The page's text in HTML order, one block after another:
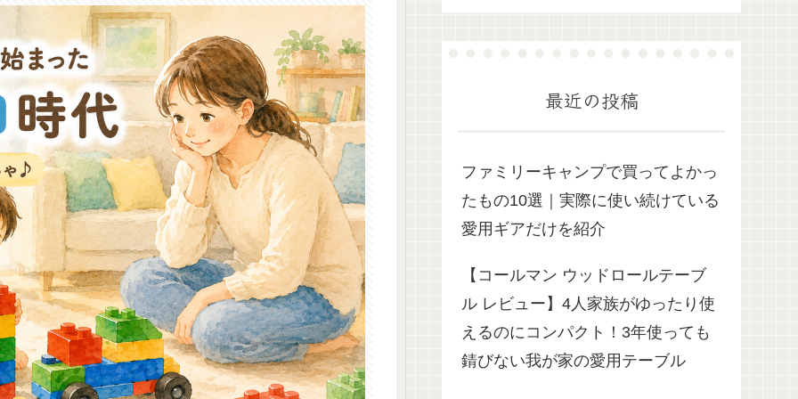
最近の投稿
ファミリーキャンプで買ってよかっ
たもの10選｜実際に使い続けている
愛用ギアだけを紹介
【コールマン ウッドロールテーブ
ル レビュー】4人家族がゆったり使
えるのにコンパクト！3年使っても
錆びない我が家の愛用テーブル